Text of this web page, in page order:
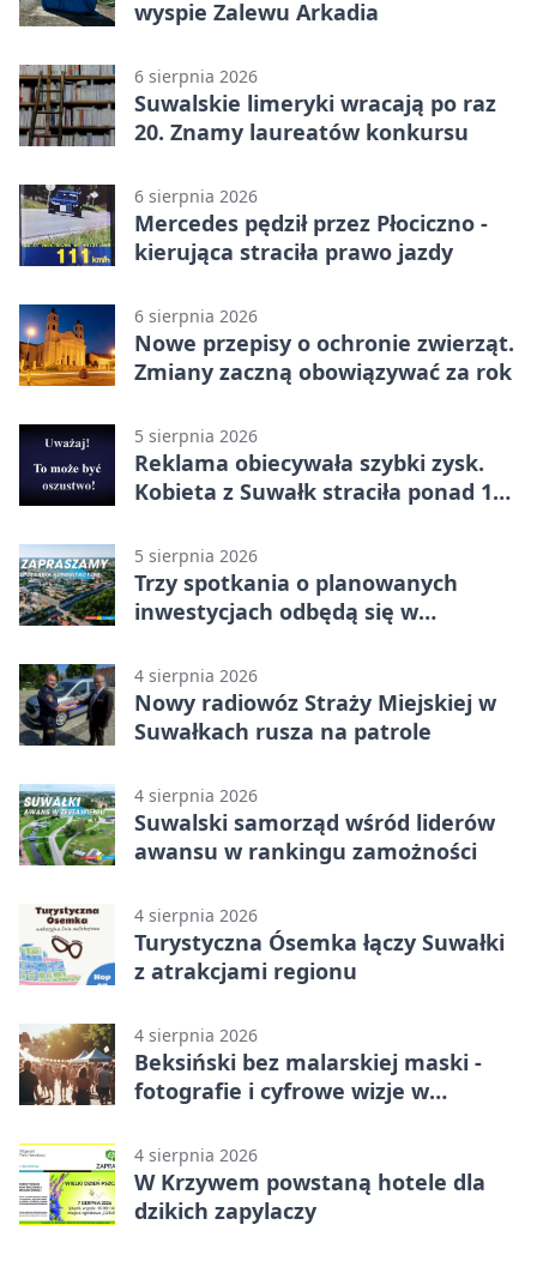
wyspie Zalewu Arkadia
6 sierpnia 2026
Suwalskie limeryki wracają po raz
20. Znamy laureatów konkursu
6 sierpnia 2026
Mercedes pędził przez Płociczno -
kierująca straciła prawo jazdy
6 sierpnia 2026
Nowe przepisy o ochronie zwierząt.
Zmiany zaczną obowiązywać za rok
5 sierpnia 2026
Reklama obiecywała szybki zysk.
Kobieta z Suwałk straciła ponad 190
5 sierpnia 2026
Trzy spotkania o planowanych
inwestycjach odbędą się w
4 sierpnia 2026
Nowy radiowóz Straży Miejskiej w
Suwałkach rusza na patrole
4 sierpnia 2026
Suwalski samorząd wśród liderów
awansu w rankingu zamożności
4 sierpnia 2026
Turystyczna Ósemka łączy Suwałki
z atrakcjami regionu
4 sierpnia 2026
Beksiński bez malarskiej maski -
fotografie i cyfrowe wizje w
4 sierpnia 2026
W Krzywem powstaną hotele dla
dzikich zapylaczy